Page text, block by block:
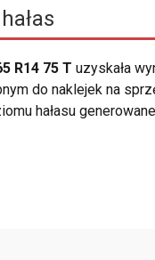
R14 75 T uzyskała
do naklejek na
hałasu